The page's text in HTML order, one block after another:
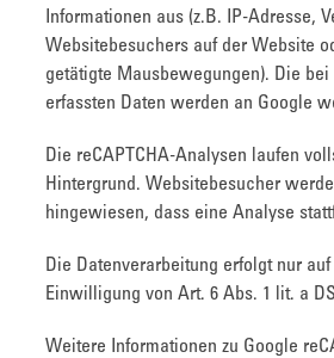
Informationen aus (z.B. IP-Adresse,
Websitebesuchers auf der Website
getätigte Mausbewegungen). Die bei
erfassten Daten werden an Google
Die reCAPTCHA-Analysen laufen
Hintergrund. Websitebesucher
hingewiesen, dass eine Analyse
Die Datenverarbeitung erfolgt nur
Einwilligung von Art. 6 Abs. 1 lit. a
Weitere Informationen zu Google